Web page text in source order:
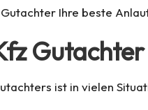
Ihre beste
ist in vielen